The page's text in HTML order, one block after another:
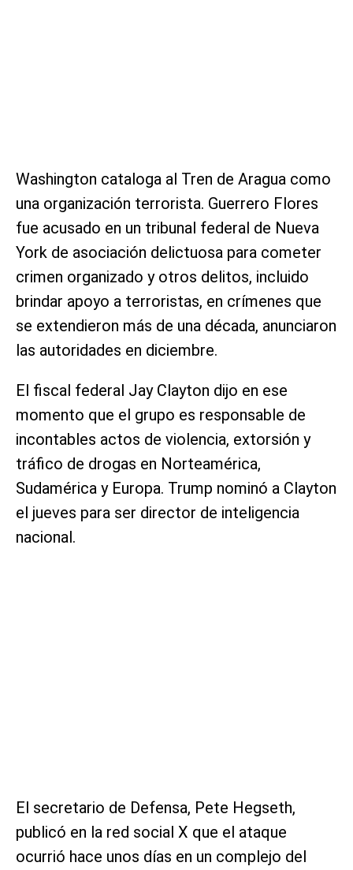
Washington cataloga al Tren de Aragua como
una organización terrorista. Guerrero Flores
fue acusado en un tribunal federal de Nueva
York de asociación delictuosa para cometer
crimen organizado y otros delitos, incluido
brindar apoyo a terroristas, en crímenes que
se extendieron más de una década, anunciaron
las autoridades en diciembre.
El fiscal federal Jay Clayton dijo en ese
momento que el grupo es responsable de
incontables actos de violencia, extorsión y
tráfico de drogas en Norteamérica,
Sudamérica y Europa. Trump nominó a Clayton
el jueves para ser director de inteligencia
nacional.
El secretario de Defensa, Pete Hegseth,
publicó en la red social X que el ataque
ocurrió hace unos días en un complejo del